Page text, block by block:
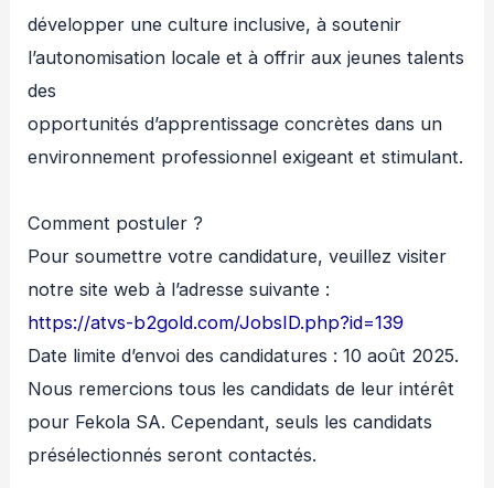
développer une culture inclusive, à soutenir
l’autonomisation locale et à offrir aux jeunes talents
des
opportunités d’apprentissage concrètes dans un
environnement professionnel exigeant et stimulant.
Comment postuler ?
Pour soumettre votre candidature, veuillez visiter
notre site web à l’adresse suivante :
https://atvs-b2gold.com/JobsID.php?id=139
Date limite d’envoi des candidatures : 10 août 2025.
Nous remercions tous les candidats de leur intérêt
pour Fekola SA. Cependant, seuls les candidats
présélectionnés seront contactés.